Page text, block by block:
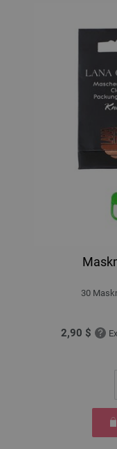
30
2,90 $